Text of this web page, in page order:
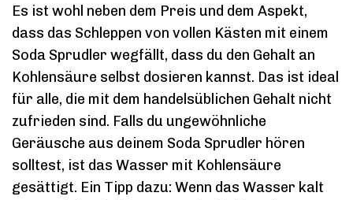
Es ist wohl neben dem Preis und dem Aspekt,
dass das Schleppen von vollen Kästen mit einem
Soda Sprudler wegfällt, dass du den Gehalt an
Kohlensäure selbst dosieren kannst. Das ist ideal
für alle, die mit dem handelsüblichen Gehalt nicht
zufrieden sind. Falls du ungewöhnliche
Geräusche aus deinem Soda Sprudler hören
solltest, ist das Wasser mit Kohlensäure
gesättigt. Ein Tipp dazu: Wenn das Wasser kalt